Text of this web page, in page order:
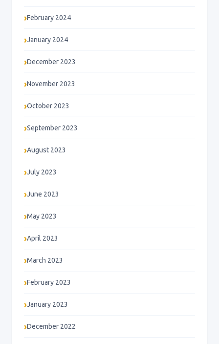
February 2024
January 2024
December 2023
November 2023
October 2023
September 2023
August 2023
July 2023
June 2023
May 2023
April 2023
March 2023
February 2023
January 2023
December 2022